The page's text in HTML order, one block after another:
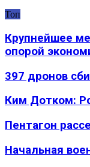
Топ
Крупнейшее
опорой
397 дронов
Ким Дотком:
Пентагон
Начальная